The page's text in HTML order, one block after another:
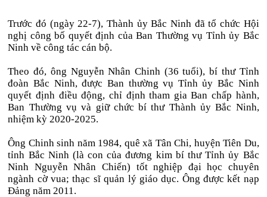
Trước đó (ngày 22-7), Thành ủy Bắc Ninh đã tổ chức Hội
nghị công bố quyết định của Ban Thường vụ Tỉnh ủy Bắc
Ninh về công tác cán bộ.
Theo đó, ông Nguyễn Nhân Chinh (36 tuổi), bí thư Tỉnh
đoàn Bắc Ninh, được Ban thường vụ Tỉnh ủy Bắc Ninh
quyết định điều động, chỉ định tham gia Ban chấp hành,
Ban Thường vụ và giữ chức bí thư Thành ủy Bắc Ninh,
nhiệm kỳ 2020-2025.
Ông Chinh sinh năm 1984, quê xã Tân Chi, huyện Tiên Du,
tỉnh Bắc Ninh (là con của đương kim bí thư Tỉnh ủy Bắc
Ninh Nguyễn Nhân Chiến) tốt nghiệp đại học chuyên
ngành cờ vua; thạc sĩ quản lý giáo dục. Ông được kết nạp
Đảng năm 2011.